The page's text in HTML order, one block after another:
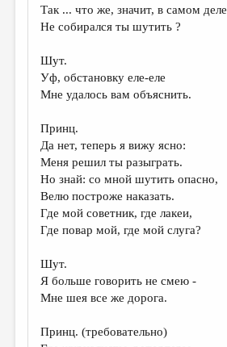
Так ... что же, значит, в самом деле
Не собирался ты шутить ?
Шут.
Уф, обстановку еле-еле
Мне удалось вам объяснить.
Принц.
Да нет, теперь я вижу ясно:
Меня решил ты разыграть.
Но знай: со мной шутить опасно,
Велю построже наказать.
Где мой советник, где лакеи,
Где повар мой, где мой слуга?
Шут.
Я больше говорить не смею -
Мне шея все же дорога.
Принц. (требовательно)